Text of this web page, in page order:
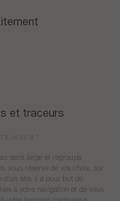
et traceurs
?
sens large et regroupe
sous réserve de vos choix, sur
site. Il a pour but de
à votre navigation et de vous